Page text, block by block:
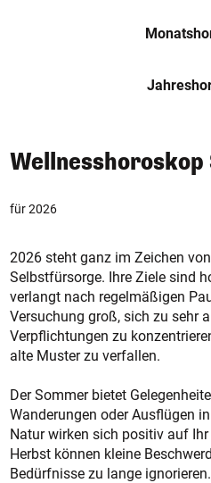
für 2026
2026 steht ganz im Zeichen
Selbstfürsorge. Ihre Ziele sind
verlangt nach regelmäßigen
Versuchung groß, sich zu sehr
Verpflichtungen zu
alte Muster zu verfallen.
Der Sommer bietet
Wanderungen oder Ausflügen
Natur wirken sich positiv auf
Herbst können kleine
Bedürfnisse zu lange